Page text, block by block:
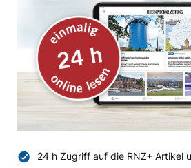
24 h Zugriff auf die RNZ+ Artikel